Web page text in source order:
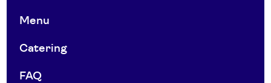
Menu
Catering
FAQ